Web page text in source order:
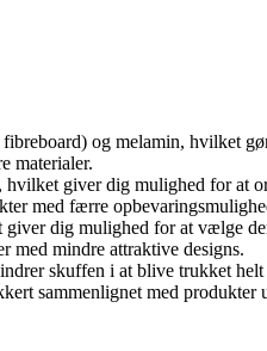
og melamin, hvilket
materialer.
hvilket giver dig mulighed for at
med færre
dig mulighed for at vælge
med mindre attraktive designs.
skuffen i at blive trukket
sammenlignet med produkter